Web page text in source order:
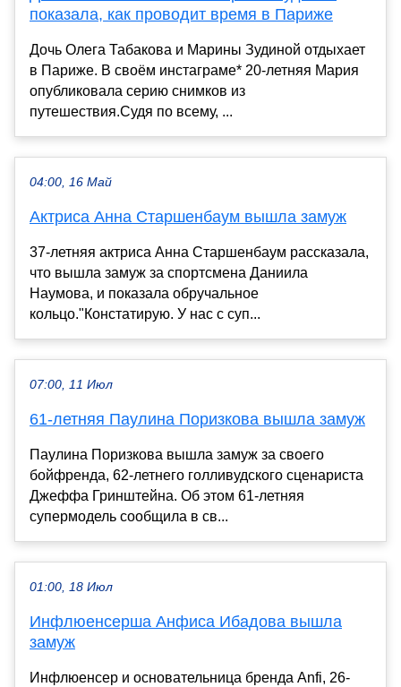
показала, как проводит время в Париже
Дочь Олега Табакова и Марины Зудиной отдыхает
в Париже. В своём инстаграме* 20-летняя Мария
опубликовала серию снимков из
путешествия.Судя по всему, ...
04:00, 16 Май
Актриса Анна Старшенбаум вышла замуж
37-летняя актриса Анна Старшенбаум рассказала,
что вышла замуж за спортсмена Даниила
Наумова, и показала обручальное
кольцо."Констатирую. У нас с суп...
07:00, 11 Июл
61-летняя Паулина Поризкова вышла замуж
Паулина Поризкова вышла замуж за своего
бойфренда, 62-летнего голливудского сценариста
Джеффа Гринштейна. Об этом 61-летняя
супермодель сообщила в св...
01:00, 18 Июл
Инфлюенсерша Анфиса Ибадова вышла
замуж
Инфлюенсер и основательница бренда Anfi, 26-